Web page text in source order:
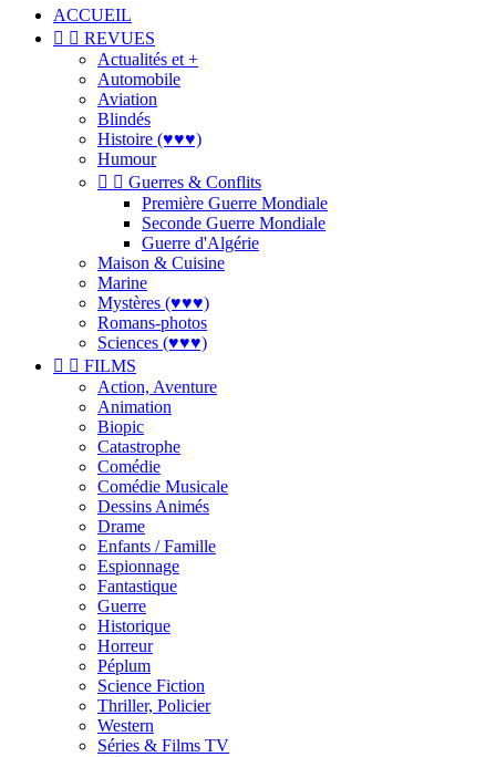
ACCUEIL
  REVUES
Actualités et +
Automobile
Aviation
Blindés
Histoire (♥♥♥)
Humour
  Guerres & Conflits
Première Guerre Mondiale
Seconde Guerre Mondiale
Guerre d'Algérie
Maison & Cuisine
Marine
Mystères (♥♥♥)
Romans-photos
Sciences (♥♥♥)
  FILMS
Action, Aventure
Animation
Biopic
Catastrophe
Comédie
Comédie Musicale
Dessins Animés
Drame
Enfants / Famille
Espionnage
Fantastique
Guerre
Historique
Horreur
Péplum
Science Fiction
Thriller, Policier
Western
Séries & Films TV